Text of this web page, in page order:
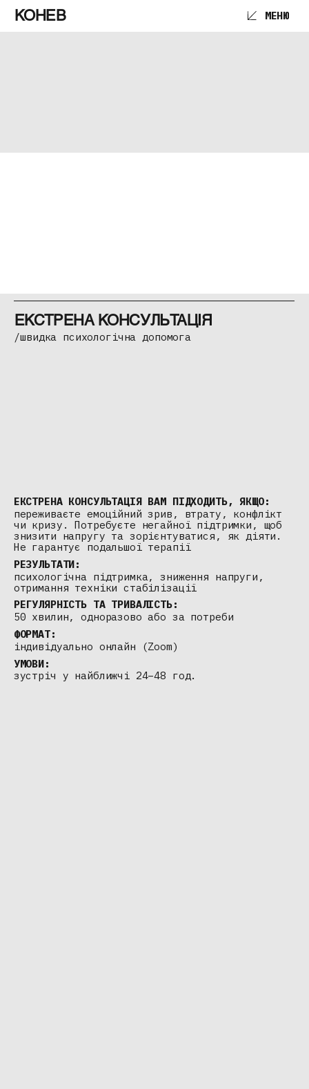
КОНЕВ МЕНЮ
ЕКСТРЕНА КОНСУЛЬТАЦІЯ
/швидка психологічна допомога
ЕКСТРЕНА КОНСУЛЬТАЦІЯ ВАМ ПІДХОДИТЬ, ЯКЩО:
переживаєте емоційний зрив, втрату, конфлікт
чи кризу. Потребуєте негайної підтримки, щоб
знизити напругу та зорієнтуватися, як діяти.
Не гарантує подальшої терапії
РЕЗУЛЬТАТИ:
психологічна підтримка, зниження напруги,
отримання техніки стабілізації
РЕГУЛЯРНІСТЬ ТА ТРИВАЛІСТЬ:
50 хвилин, одноразово або за потреби
ФОРМАТ:
індивідуально онлайн (Zoom)
УМОВИ:
зустріч у найближчі 24–48 год.